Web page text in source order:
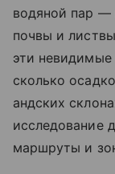
водяной пар —
почвы и
эти
сколько
андских
исследование
маршруты и